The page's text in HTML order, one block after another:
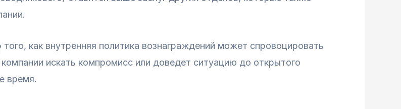
как внутренняя политика вознаграждений может спровоцировать
искать компромисс или доведет ситуацию до открытого
время.